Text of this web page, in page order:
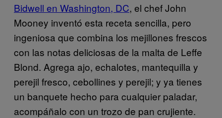
Bidwell en Washington, DC, el chef John
Mooney inventó esta receta sencilla, pero
ingeniosa que combina los mejillones frescos
con las notas deliciosas de la malta de Leffe
Blond. Agrega ajo, echalotes, mantequilla y
perejil fresco, cebollines y perejil; y ya tienes
un banquete hecho para cualquier paladar,
acompáñalo con un trozo de pan crujiente.